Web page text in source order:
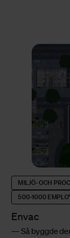
MILJÖ- OCH
500-1000
Envac
Så byggde